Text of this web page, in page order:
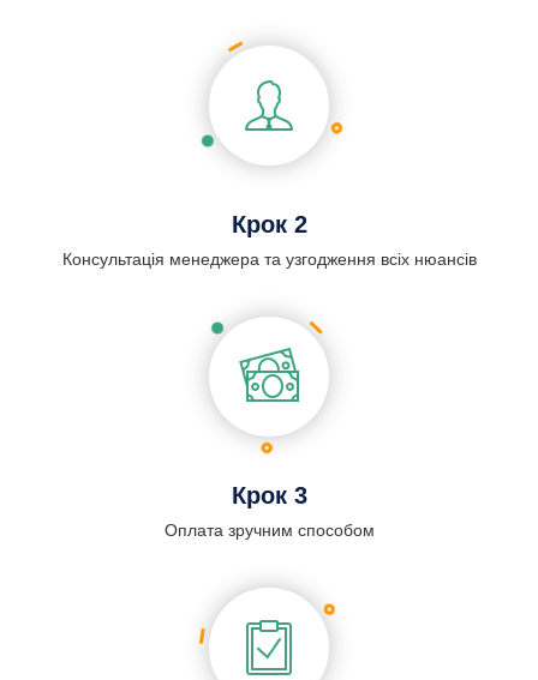
Крок 2
Консультація менеджера та узгодження всіх нюансів
Крок 3
Оплата зручним способом